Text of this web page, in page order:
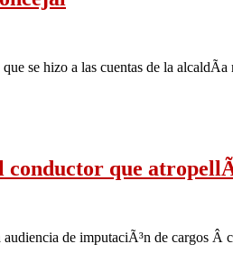
se hizo a las cuentas de la alcaldÃ­a
que
de imputaciÃ³n de cargos Â